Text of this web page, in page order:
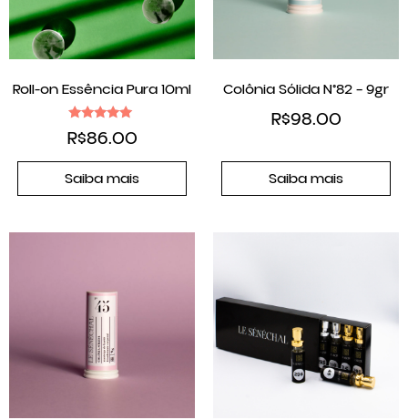
Roll-on Essência Pura 10ml
Avaliação
5.00
R$86.00
Saiba mais
Colônia Sólida N°82 – 9gr
R$98.00
Saiba mais